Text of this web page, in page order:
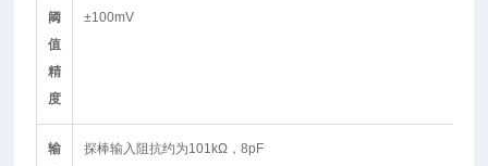
阈
值
精
度
±100mV
输
探棒输入阻抗约为101kΩ，8pF